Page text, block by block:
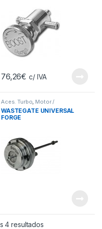
76,26€ c/ IVA
Aces. Turbo, Motor /
Transmissão
WASTEGATE UNIVERSAL
FORGE
4 resultados